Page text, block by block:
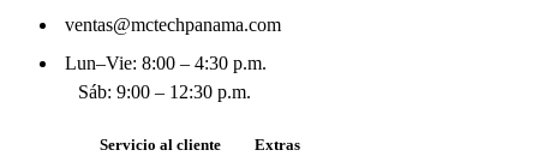
ventas@mctechpanama.com
Lun–Vie: 8:00 – 4:30 p.m.
Sáb: 9:00 – 12:30 p.m.
Servicio al cliente Extras